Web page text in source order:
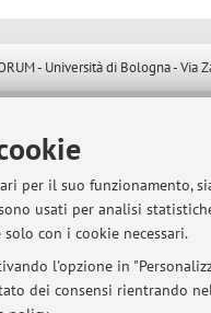
per il suo
usati per analisi
con i cookie necessari.
l'opzione in
dei consensi rientrando
- Università di Bologna -